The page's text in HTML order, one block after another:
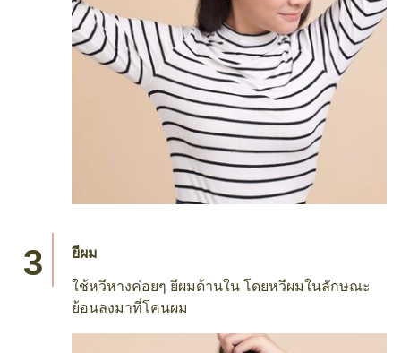
ยีผม
ใช้หวีหางค่อยๆ ยีผมด้านใน โดยหวีผมในลักษณะ
ย้อนลงมาที่โคนผม